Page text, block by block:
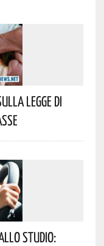
Legge Di
Studio: